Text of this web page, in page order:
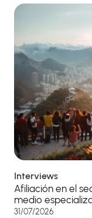
Interviews
Afiliación en el
medio
31/07/2026